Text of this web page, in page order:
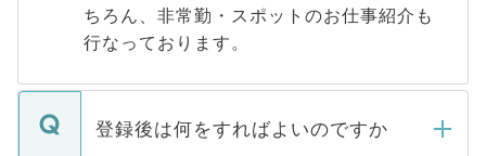
ちろん、非常勤・スポットのお仕事紹介も
行なっております。
登録後は何をすればよいのですか